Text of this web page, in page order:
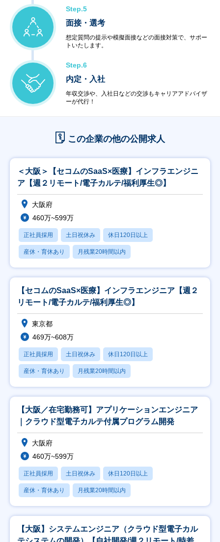
Step.5
面接・選考
想定質問の提示や模擬面接などの面接対策で、サポー
トいたします。
Step.6
内定・入社
年収交渉や、入社日などの交渉もキャリアアドバイザ
ーが代行！
この企業の他の公開求人
＜大阪＞【セコムのSaaS×医療】インフラエンジニ
ア【週２リモート/電子カルテ/福利厚生◎】
大阪府
460万~599万
正社員採用 土日祝休み 休日120日以上
産休・育休あり 月残業20時間以内
【セコムのSaaS×医療】インフラエンジニア【週２
リモート/電子カルテ/福利厚生◎】
東京都
469万~608万
正社員採用 土日祝休み 休日120日以上
産休・育休あり 月残業20時間以内
【大阪／在宅勤務可】アプリケーションエンジニア
｜クラウド型電子カルテ付属プログラム開発
大阪府
460万~599万
正社員採用 土日祝休み 休日120日以上
産休・育休あり 月残業20時間以内
【大阪】システムエンジニア（クラウド型電子カル